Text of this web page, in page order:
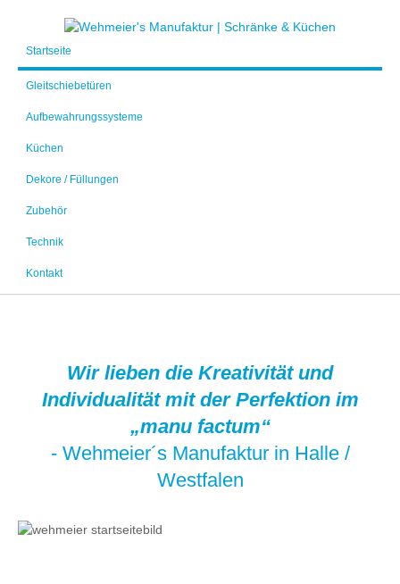
Startseite
Gleitschiebetüren
Aufbewahrungssysteme
Küchen
Dekore / Füllungen
Zubehör
Technik
Kontakt
Wir lieben die Kreativität und
Individualität mit der Perfektion im
„manu factum“
- Wehmeier´s Manufaktur in Halle /
Westfalen